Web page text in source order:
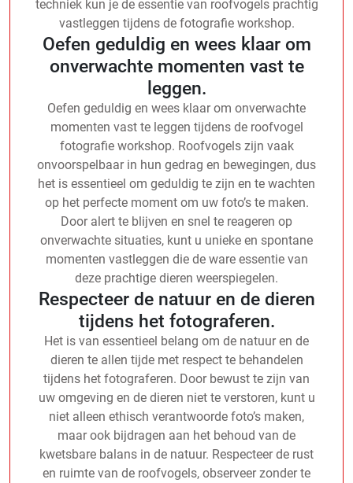
techniek kun je de essentie van roofvogels prachtig
vastleggen tijdens de fotografie workshop.
Oefen geduldig en wees klaar om
onverwachte momenten vast te
leggen.
Oefen geduldig en wees klaar om onverwachte
momenten vast te leggen tijdens de roofvogel
fotografie workshop. Roofvogels zijn vaak
onvoorspelbaar in hun gedrag en bewegingen, dus
het is essentieel om geduldig te zijn en te wachten
op het perfecte moment om uw foto’s te maken.
Door alert te blijven en snel te reageren op
onverwachte situaties, kunt u unieke en spontane
momenten vastleggen die de ware essentie van
deze prachtige dieren weerspiegelen.
Respecteer de natuur en de dieren
tijdens het fotograferen.
Het is van essentieel belang om de natuur en de
dieren te allen tijde met respect te behandelen
tijdens het fotograferen. Door bewust te zijn van
uw omgeving en de dieren niet te verstoren, kunt u
niet alleen ethisch verantwoorde foto’s maken,
maar ook bijdragen aan het behoud van de
kwetsbare balans in de natuur. Respecteer de rust
en ruimte van de roofvogels, observeer zonder te